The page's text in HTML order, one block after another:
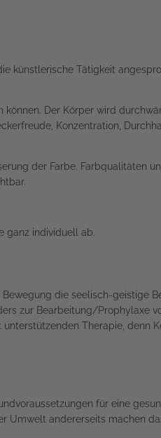
künstlerische Tätigkeit
Der Körper wird
Konzentration,
der Farbe. Farbqualitäten
ganz individuell ab.
die seelisch-geistige
zur Bearbeitung/Prophylaxe
Therapie, denn
für eine
Umwelt andererseits machen